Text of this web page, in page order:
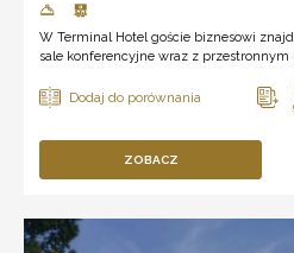
W Terminal Hotel goście biznesowi
sale konferencyjne wraz z przestronnym
ZOBACZ